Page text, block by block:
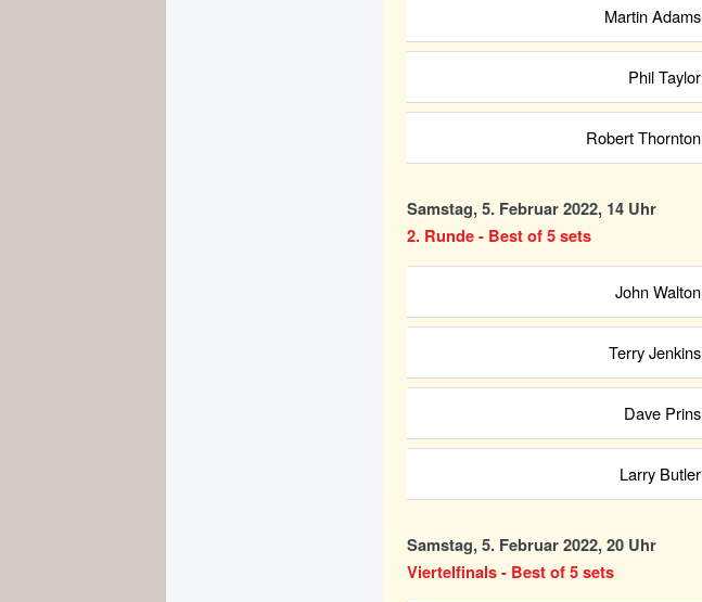
Martin Adams
Phil Taylor
Robert Thornton
Samstag, 5. Februar 2022, 14 Uhr
2. Runde - Best of 5 sets
John Walton
Terry Jenkins
Dave Prins
Larry Butler
Samstag, 5. Februar 2022, 20 Uhr
Viertelfinals - Best of 5 sets